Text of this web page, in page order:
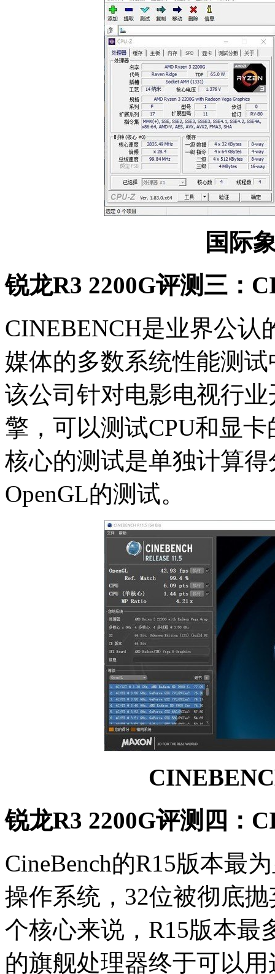
国际
锐龙R3 2200G评测三：
CINEBENCH是业界公
媒体的多数系统性能测
该公司针对电影电视行业
擎，可以测试CPU和显
核心的测试是单独计算
OpenGL的测试。
锐龙R3 2200G评测四：
CineBench的R15版本最
操作系统，32位被彻底
个核心来说，R15版本最
的旗舰处理器终于可以